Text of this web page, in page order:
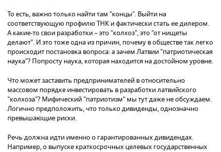
То есть, важно только найти там "концы". Выйти на
соответствующую профилю ТНК и фактически стать ее дилером.
А какие-то свои разработки – это "колхоз", это "от нищеты
делают". И это тоже одна из причин, почему в обществе так легко
происходит постановка вопроса: а зачем Латвии "патриотическая
наука"? Попросту наука, которая находится на достойном уровне.
Что может заставить предпринимателей в относительно
массовом порядке инвестировать в разработки латвийского
"колхоза"? Мифический "патриотизм" мы тут даже не обсуждаем.
Логично предположить, что только дивиденды, однозначно
превышающие риски.
Речь должна идти именно о гарантированных дивидендах.
Например, о выпуске краткосрочных целевых государственных